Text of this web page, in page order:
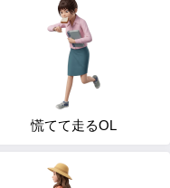
慌てて走るOL